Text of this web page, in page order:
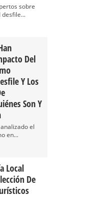
sobre
Del
Y Los
Son Y
el
en...
Local
De